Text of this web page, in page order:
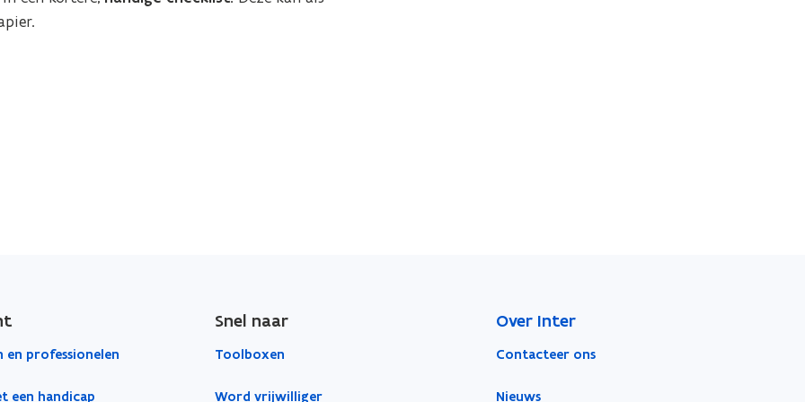
en professionelen
een handicap
Snel naar
Toolboxen
Word vrijwilliger
Over Inter
Contacteer ons
Nieuws